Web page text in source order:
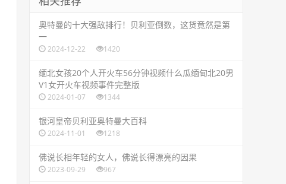
​奥特曼的十大强敌排行！贝利亚倒数，这货竟然是第
一
2024-12-22 1420
​缅北女孩20个人开火车56分钟视频什么瓜缅甸北20男
V1女开火车视频事件完整版
2024-01-07 1344
​银河皇帝贝利亚奥特曼大百科
2024-11-01 1218
​佛说长相年轻的女人，佛说长得漂亮的因果
2023-09-29 967